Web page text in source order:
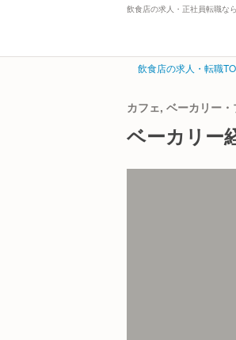
飲食店の求人・正社員転職な
飲食店の求人・転職
カフェ, ベーカリー
ベーカリー